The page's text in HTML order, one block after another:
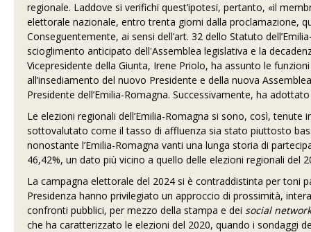
regionale. Laddove si verifichi quest’ipotesi, pertanto, «il
elettorale nazionale, entro trenta giorni dalla proclamazione,
Conseguentemente, ai sensi dell’art. 32 dello Statuto
scioglimento anticipato dell'Assemblea legislativa e la
Vicepresidente della Giunta, Irene Priolo, ha assunto le
all’insediamento del nuovo Presidente e della nuova
Presidente dell’Emilia-Romagna. Successivamente, ha
Le elezioni regionali dell’Emilia-Romagna si sono, così,
sottovalutato come il tasso di affluenza sia stato piuttosto
nonostante l’Emilia-Romagna vanti una lunga storia di
46,42%, un dato più vicino a quello delle elezioni regionali del
La campagna elettorale del 2024 si è contraddistinta per toni
Presidenza hanno privilegiato un approccio di prossimità,
confronti pubblici, per mezzo della stampa e deisocial
che ha caratterizzato le elezioni del 2020, quando i sondaggi